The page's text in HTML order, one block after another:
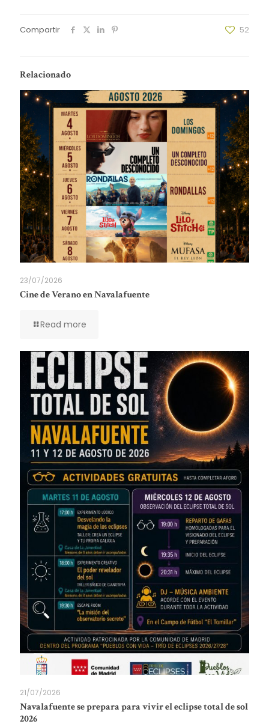
Compartir 52
Relacionado
23/07/2026
Cine de Verano en Navalafuente
Read more
21/07/2026
Navalafuente se prepara para vivir el eclipse total de sol
2026